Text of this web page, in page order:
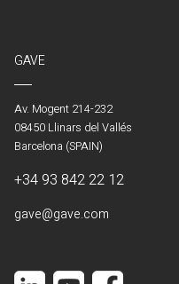
GAVE
Av. Mogent 214-232
08450 Llinars del Vallés
Barcelona (SPAIN)
+34 93 842 22 12
gave@gave.com